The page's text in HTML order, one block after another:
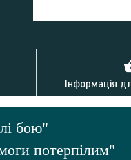
Інформація
бою"
потерпілим"